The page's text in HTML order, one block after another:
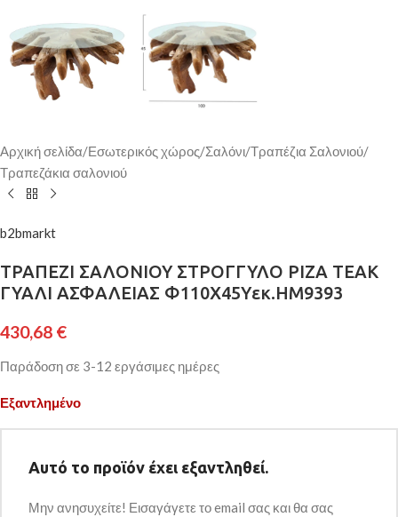
Αρχική σελίδα/Εσωτερικός χώρος/Σαλόνι/Τραπέζια Σαλονιού/
Τραπεζάκια σαλονιού
b2bmarkt
ΤΡΑΠΕΖΙ ΣΑΛΟΝΙΟΥ ΣΤΡΟΓΓΥΛΟ ΡΙΖΑ ΤΕΑΚ
ΓΥΑΛΙ ΑΣΦΑΛΕΙΑΣ Φ110X45Yεκ.HM9393
430,68 €
Παράδοση σε 3-12 εργάσιμες ημέρες
Εξαντλημένο
Αυτό το προϊόν έχει εξαντληθεί.
Μην ανησυχείτε! Εισαγάγετε το email σας και θα σας